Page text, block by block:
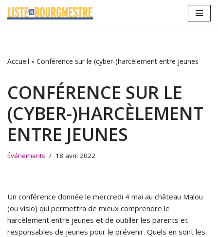
Accueil » Conférence sur le (cyber-)harcèlement entre jeunes
CONFÉRENCE SUR LE
(CYBER-)HARCÈLEMENT
ENTRE JEUNES
Événements 18 avril 2022
Un conférence donnée le mercredi 4 mai au château Malou
(ou visio) qui permettra de mieux comprendre le
harcèlement entre jeunes et de outiller les parents et
responsables de jeunes pour le prévenir. Quels en sont les